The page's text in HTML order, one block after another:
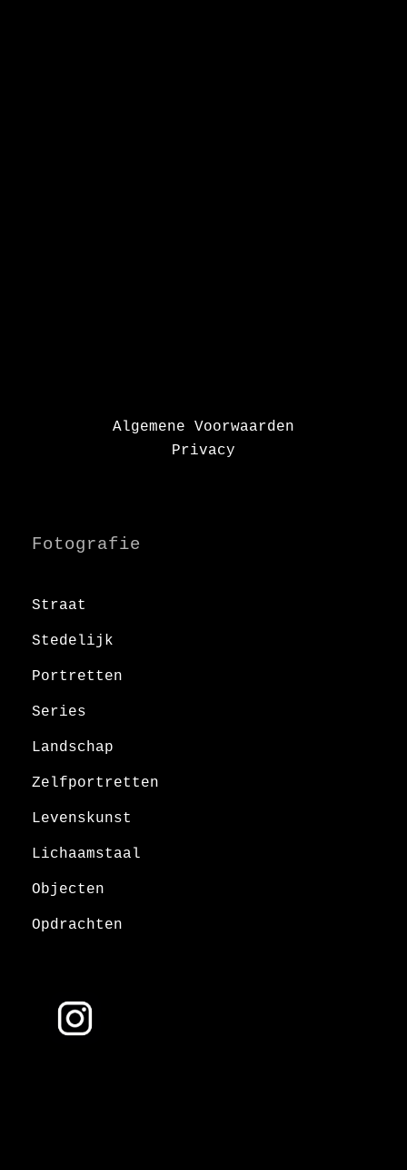
Algemene Voorwaarden
Privacy
Fotografie
Straat
Stedelijk
Portretten
Series
Landschap
Zelfportretten
Levenskunst
Lichaamstaal
Objecten
Opdrachten